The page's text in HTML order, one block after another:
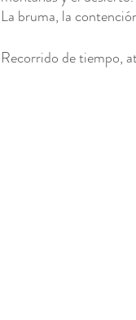
La bruma, la
Recorrido de tiempo,